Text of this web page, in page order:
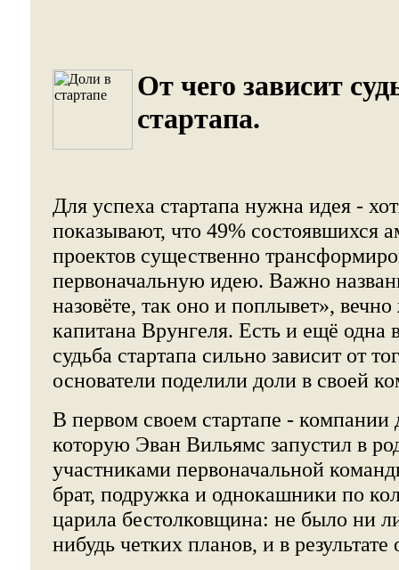
От чего зависит
стартапа.
Для успеха стартапа нужна идея -
показывают, что 49% состоявшихся
проектов существенно
первоначальную идею. Важно
назовёте, так оно и поплывет»,
капитана Врунгеля. Есть и ещё одна
судьба стартапа сильно зависит от
основатели поделили доли в своей
В первом своем стартапе - компании
которую Эван Вильямс запустил в
участниками первоначальной
брат, подружка и однокашники по
царила бестолковщина: не было ни
нибудь четких планов, и в